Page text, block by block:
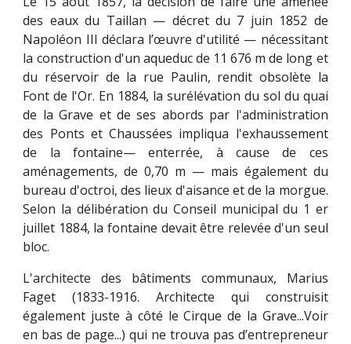
des eaux du Taillan — décret du 7 juin 1852 de
Napoléon III déclara l’œuvre d'utilité — nécessitant
la construction d'un aqueduc de 11 676 m de long et
du réservoir de la rue Paulin, rendit obsolète la
Font de l'Or. En 1884, la surélévation du sol du quai
de la Grave et de ses abords par l'administration
des Ponts et Chaussées impliqua l'exhaussement
de la fontaine— enterrée, à cause de ces
aménagements, de 0,70 m — mais également du
bureau d'octroi, des lieux d'aisance et de la morgue.
Selon la délibération du Conseil municipal du 1 er
juillet 1884, la fontaine devait être relevée d'un seul
bloc.
L'architecte des bâtiments communaux, Marius
Faget (1833-1916. Architecte qui construisit
également juste à côté le Cirque de la Grave...Voir
en bas de page...) qui ne trouva pas d’entrepreneur